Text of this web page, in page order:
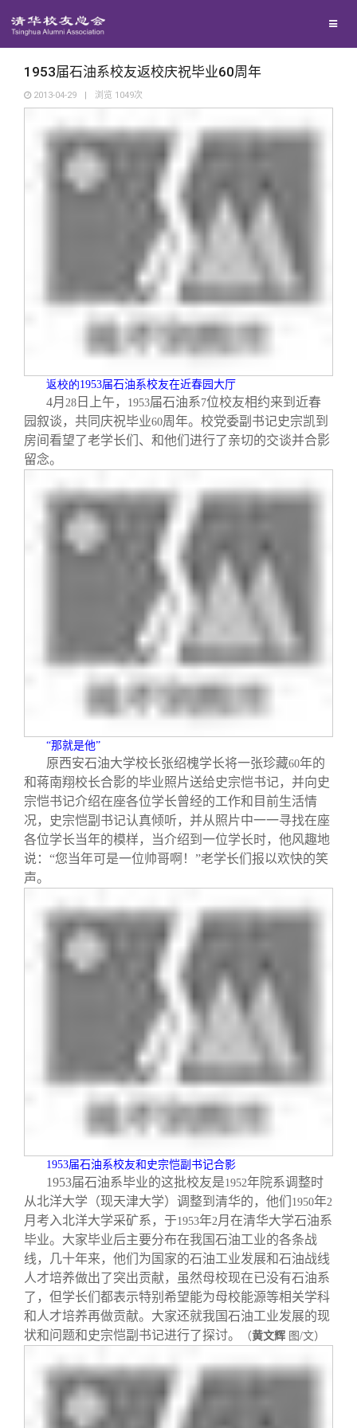
地区联络
院系校友工作
专业委员会
兴趣群体
回馈母校
捐赠新闻
捐赠纪事
捐赠方法
《清华校友通讯》
《水木清华》
我要订阅
清华人物
清华故事
校友文苑
校友讲坛
终身学习
三创大赛
实用信息
校友总会
会长致辞
总会章程
关闭
1953届石油系校友返校庆祝毕业60周年
2013-04-29 | 浏览 1049次
返校的1953届石油系校友在近春园大厅
4月 28 日 上午， 1953届石油系7位校友相约来到近春
园叙谈，共同庆祝毕业60周年。校党委副书记史宗凯到
房间看望了老学长们、和他们进行了亲切的交谈并合影
留念。
“那就是他”
原西安石油大学校长张绍槐学长将一张珍藏60年的
和蒋南翔校长合影的毕业照片送给史宗恺书记，并向史
宗恺书记介绍在座各位学长曾经的工作和目前生活情
况，史宗恺副书记认真倾听，并从照片中一一寻找在座
各位学长当年的模样，当介绍到一位学长时，他风趣地
说：“您当年可是一位帅哥啊！”老学长们报以欢快的笑
声。
1953届石油系校友和史宗恺副书记合影
1953届石油系毕业的这批校友是1952年院系调整时
从北洋大学（现天津大学）调整到清华的，他们 1950年2
月考入北洋大学采矿系，于1953年2 月在清华大学石油系
毕业。大家毕业后主要分布在我国石油工业的各条战
线，几十年来，他们为国家的石油工业发展和石油战线
人才培养做出了突出贡献，虽然母校现在已没有石油系
了，但学长们都表示特别希望能为母校能源等相关学科
和人才培养再做贡献。大家还就我国石油工业发展的现
状和问题和史宗恺副书记进行了探讨。
（黄文辉 图/文）